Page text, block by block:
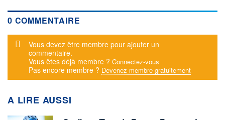
0 COMMENTAIRE
Message d'alerte
Vous devez être membre pour ajouter un
commentaire.
Vous êtes déjà membre ? Connectez-vous
Pas encore membre ? Devenez membre gratuitement
A LIRE AUSSI